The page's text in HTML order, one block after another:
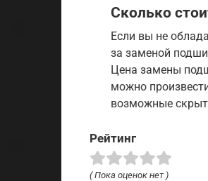
Сколько
Если вы не
за заменой
Цена замены
можно
возможные
Рейтинг
( Пока оценок нет )